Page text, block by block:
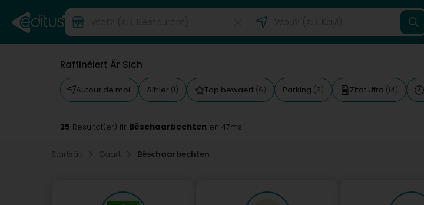
Raffinéiert Är Sich
Autour de moi Altrier (1) Top bewäert (6) Parking (6) Zitat Ufro (14)
25 Resultat(er) fir Bëschaarbechten en 47ms
Startsäit Gaart Bëschaarbechten